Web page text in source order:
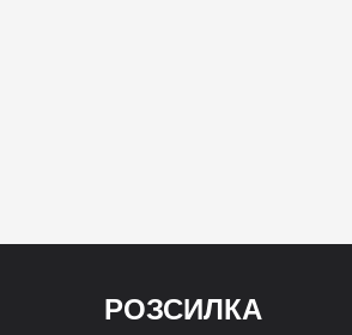
РОЗСИЛКА